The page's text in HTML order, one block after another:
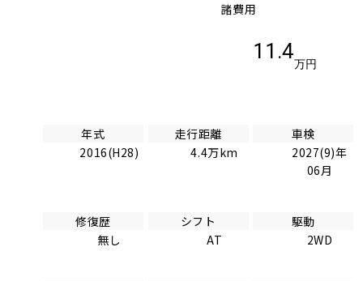
諸費用
11.4
万円
年式
2016(H28)
走行距離
4.4万km
車検
2027(9)年
06月
修復歴
無し
シフト
AT
駆動
2WD